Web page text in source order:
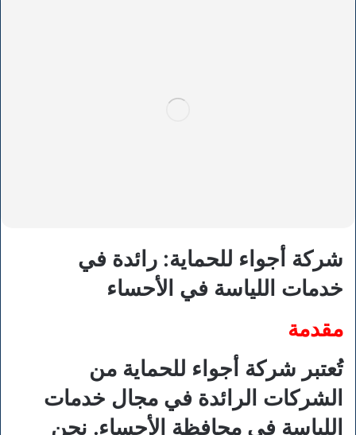
شركة أجواء للحماية: رائدة في
خدمات اللياسة في الأحساء
مقدمة
تُعتبر شركة أجواء للحماية من
الشركات الرائدة في مجال خدمات
اللياسة في محافظة الأحساء. نحن